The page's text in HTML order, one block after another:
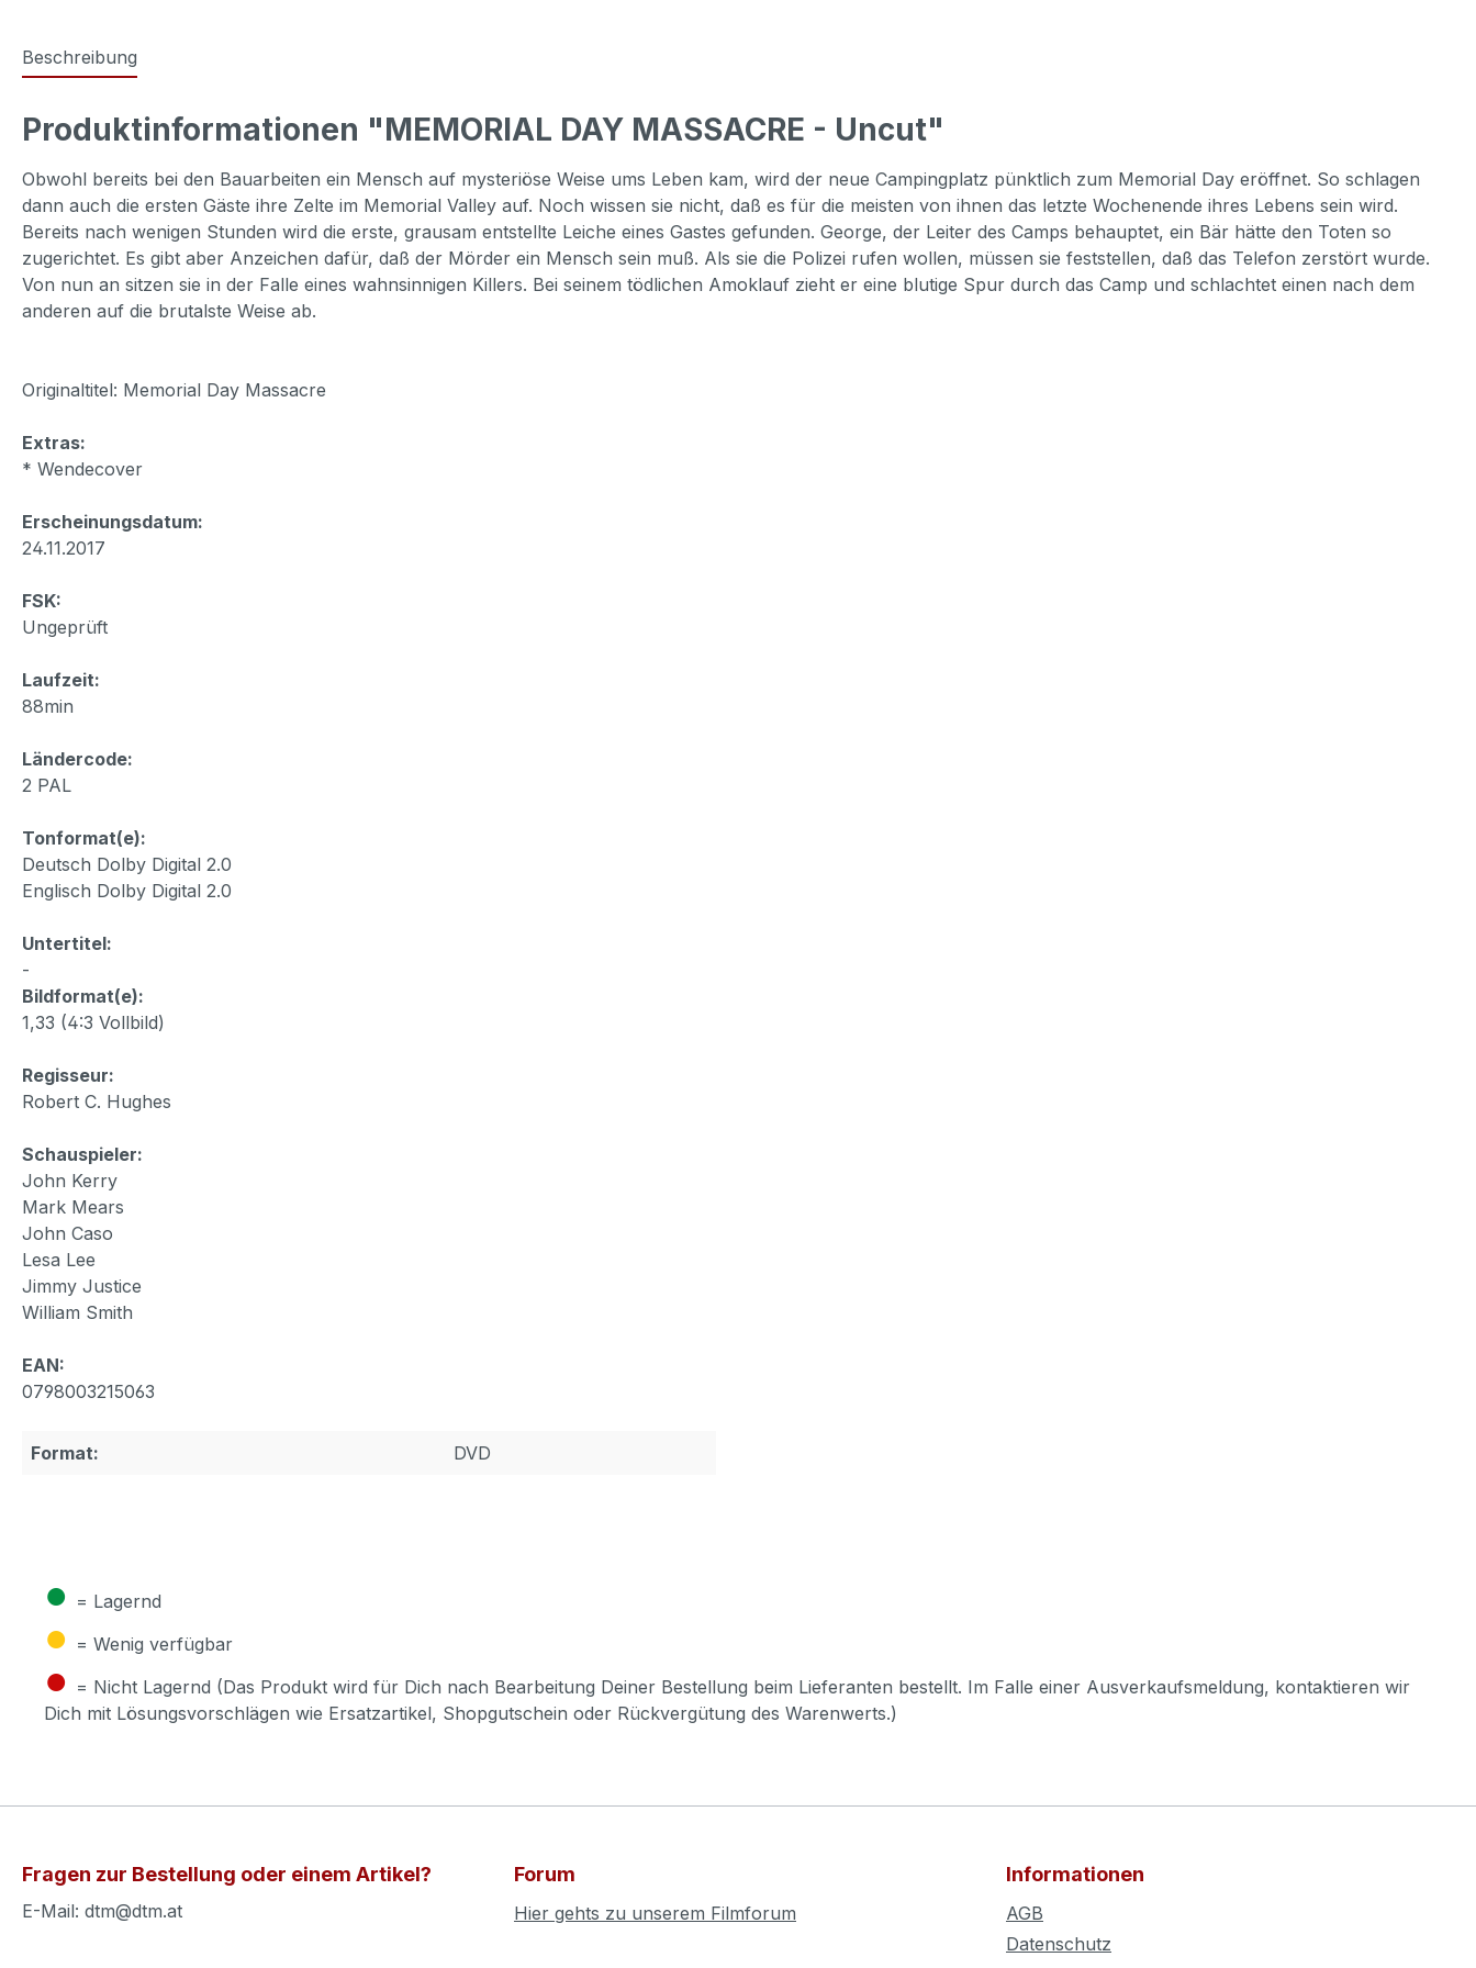
Beschreibung
Produktinformationen "MEMORIAL DAY MASSACRE - Uncut"
Obwohl bereits bei den Bauarbeiten ein Mensch auf mysteriöse Weise ums Leben kam, wird der neue Campingplatz pünktlich zum Memorial Day eröffnet. So schlagen
dann auch die ersten Gäste ihre Zelte im Memorial Valley auf. Noch wissen sie nicht, daß es für die meisten von ihnen das letzte Wochenende ihres Lebens sein wird.
Bereits nach wenigen Stunden wird die erste, grausam entstellte Leiche eines Gastes gefunden. George, der Leiter des Camps behauptet, ein Bär hätte den Toten so
zugerichtet. Es gibt aber Anzeichen dafür, daß der Mörder ein Mensch sein muß. Als sie die Polizei rufen wollen, müssen sie feststellen, daß das Telefon zerstört wurde.
Von nun an sitzen sie in der Falle eines wahnsinnigen Killers. Bei seinem tödlichen Amoklauf zieht er eine blutige Spur durch das Camp und schlachtet einen nach dem
anderen auf die brutalste Weise ab.
Originaltitel: Memorial Day Massacre
Extras:
* Wendecover
Erscheinungsdatum:
24.11.2017
FSK:
Ungeprüft
Laufzeit:
88min
Ländercode:
2 PAL
Tonformat(e):
Deutsch Dolby Digital 2.0
Englisch Dolby Digital 2.0
Untertitel:
-
Bildformat(e):
1,33 (4:3 Vollbild)
Regisseur:
Robert C. Hughes
Schauspieler:
John Kerry
Mark Mears
John Caso
Lesa Lee
Jimmy Justice
William Smith
EAN:
0798003215063
Format: DVD
● = Lagernd
● = Wenig verfügbar
● = Nicht Lagernd (Das Produkt wird für Dich nach Bearbeitung Deiner Bestellung beim Lieferanten bestellt. Im Falle einer Ausverkaufsmeldung, kontaktieren wir
Dich mit Lösungsvorschlägen wie Ersatzartikel, Shopgutschein oder Rückvergütung des Warenwerts.)
Fragen zur Bestellung oder einem Artikel?
E-Mail: dtm@dtm.at
Forum
Hier gehts zu unserem Filmforum
Informationen
AGB
Datenschutz